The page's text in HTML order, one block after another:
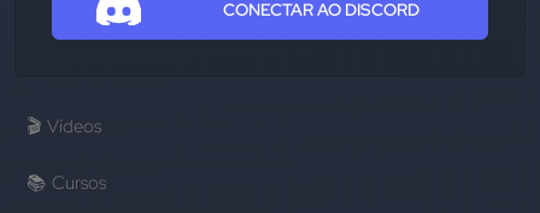
CONECTAR AO DISCORD
🎬 Vídeos
📚 Cursos